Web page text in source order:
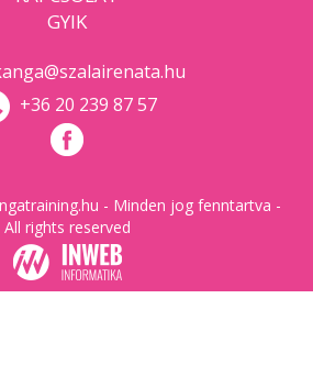
GYIK
+36 20 239 87 57
- Minden jog fenntartva -
All rights reserved